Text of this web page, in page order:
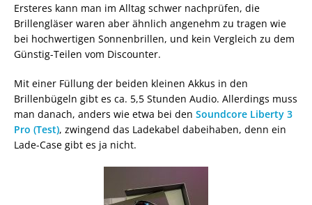
Ersteres kann man im Alltag schwer nachprüfen, die
Brillengläser waren aber ähnlich angenehm zu tragen wie
bei hochwertigen Sonnenbrillen, und kein Vergleich zu dem
Günstig-Teilen vom Discounter.
Mit einer Füllung der beiden kleinen Akkus in den
Brillenbügeln gibt es ca. 5,5 Stunden Audio. Allerdings muss
man danach, anders wie etwa bei den Soundcore Liberty 3
Pro (Test), zwingend das Ladekabel dabeihaben, denn ein
Lade-Case gibt es ja nicht.